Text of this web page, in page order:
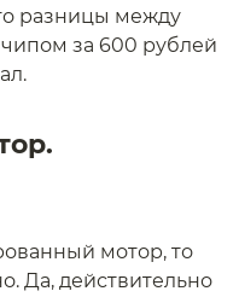
разницы между
за 600 рублей
мотор, то
Да, действительно